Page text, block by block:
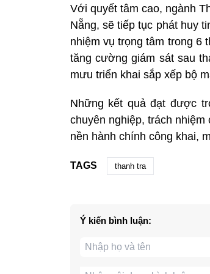
Với quyết tâm cao, ngành
Nẵng, sẽ tiếp tục phát huy
nhiệm vụ trọng tâm trong 6
tăng cường giám sát sau
mưu triển khai sắp xếp bộ
Những kết quả đạt được
chuyên nghiệp, trách
nền hành chính công khai,
TAGS thanh tra
Ý kiến bình luận: